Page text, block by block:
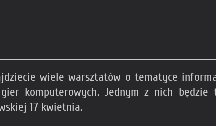
wiele warsztatów o tematyce
komputerowych. Jednym z nich
17 kwietnia.